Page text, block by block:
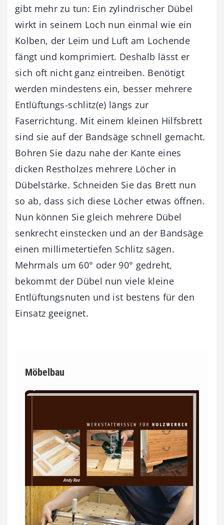
gibt mehr zu tun: Ein zylindrischer Dübel
wirkt in seinem Loch nun einmal wie ein
Kolben, der Leim und Luft am Lochende
fängt und komprimiert. Deshalb lässt er
sich oft nicht ganz eintreiben. Benötigt
werden mindestens ein, besser mehrere
Entlüftungs-schlitz(e) längs zur
Faserrichtung. Mit einem kleinen Hilfsbrett
sind sie auf der Bandsäge schnell gemacht.
Bohren Sie dazu nahe der Kante eines
dicken Restholzes mehrere Löcher in
Dübelstärke. Schneiden Sie das Brett nun
so ab, dass sich diese Löcher etwas öffnen.
Nun können Sie gleich mehrere Dübel
senkrecht einstecken und an der Bandsäge
einen millimetertiefen Schlitz sägen.
Mehrmals um 60° oder 90° gedreht,
bekommt der Dübel nun viele kleine
Entlüftungsnuten und ist bestens für den
Einsatz geeignet.
Möbelbau